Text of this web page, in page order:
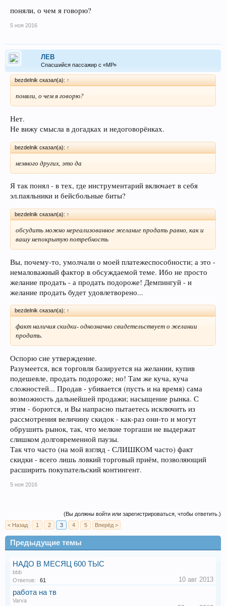
поняли, о чем я говорю?
5 ноя 2016
ЛEB
Спасшийся пассажир с «МР»
bezdelnik сказал(а): ↑
поняли, о чем я говорю?
Нет.
Не вижу смысла в догадках и недоговорёнках.
bezdelnik сказал(а): ↑
немного других, это да
Я так понял - в тех, где инструментарий включает в себя
эл.паяльники и бейсбольные биты?
bezdelnik сказал(а): ↑
обсудить можно нереализованное желание продать равно, как и
вашу непокрытую потребность
Вы, почему-то, умолчали о моей платежеспособности; а это -
немаловажный фактор в обсуждаемой теме. Ибо не просто
желание продать - а продать подороже! Демпингуй - и
желание продать будет удовлетворено...
bezdelnik сказал(а): ↑
факт наличия скидки- однозначно свидетельствует о желании
продать.
Оспорю сие утверждение.
Разумеется, вся торговля базируется на желании, купив
подешевле, продать подороже; но! Там же куча, куча
сложностей... Продав - убивается (пусть и на время) сама
возможность дальнейшей продажи; насыщение рынка. С
этим - борются, и Вы напрасно пытаетесь исключить из
рассмотрения величину скидок - как-раз они-то и могут
обрушить рынок, так, что мелкие торгаши не выдержат
слишком долговременной паузы.
Так что часто (на мой взгляд - СЛИШКОМ часто) факт
скидки - всего лишь ловкий торговый приём, позволяющий
расширить покупательский контингент.
5 ноя 2016
(Вы должны войти или зарегистрироваться, чтобы ответить.)
< Назад
1 2 3 4 5 Вперёд >
Предыдущие темы
НАДО В МЕСЯЦ 600 ТЫС
bbb
Ответов:
61 10 авг 2013
работа на тв
Varva